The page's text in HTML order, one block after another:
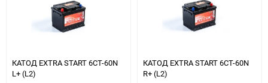
КАТОД EXTRA START 6СТ-60N
L+ (L2)
КАТОД EXTRA START 6СТ-60N
R+ (L2)